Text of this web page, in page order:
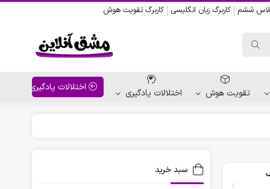
ششم کاربرگ زبان انگلیسی کاربرگ تقویت هوش
کاربرگ نقاشی نشانه ها
کاربرگ مناسبت ها
تقویت هوش اختلالات یادگیری اختلالات یادگیری
سبد خرید